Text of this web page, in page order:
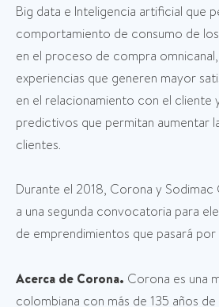
Big data e Inteligencia artificial que
comportamiento de consumo de
en el proceso de compra
experiencias que generen mayor
en el relacionamiento con el cliente
predictivos que permitan aumentar
clientes.
Durante el 2018, Corona y Sodimac
a una segunda convocatoria para
de emprendimientos que pasará
Acerca de Corona. Corona es una
colombiana con más de 135 años